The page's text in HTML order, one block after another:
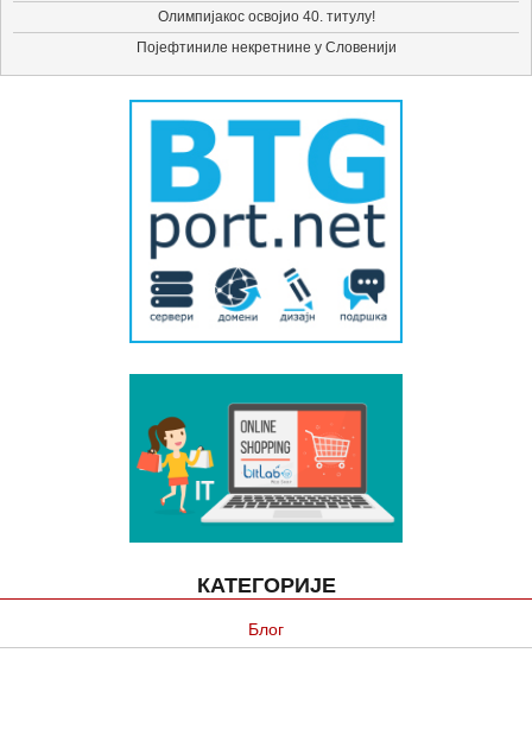
Олимпијакос освојио 40. титулу!
Појефтиниле некретнине у Словенији
КАТЕГОРИЈЕ
Блог